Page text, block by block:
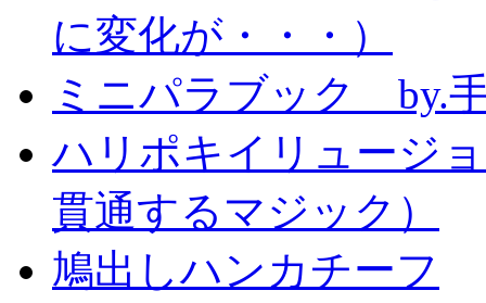
に変化が・・・）
ミニパラブック by.
ハリポキイリュージ
貫通するマジック）
鳩出しハンカチーフ